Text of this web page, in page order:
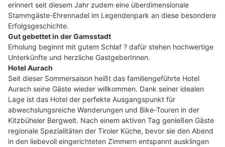
erinnert seit diesem Jahr zudem eine überdimensionale
Stammgäste-Ehrennadel im Legendenpark an diese besondere
Erfolgsgeschichte.
Gut gebettet in der Gamsstadt
Erholung beginnt mit gutem Schlaf ? dafür stehen hochwertige
Unterkünfte und herzliche GastgeberInnen.
Hotel Aurach
Seit dieser Sommersaison heißt das familiengeführte Hotel
Aurach seine Gäste wieder willkommen. Dank seiner idealen
Lage ist das Hotel der perfekte Ausgangspunkt für
abwechslungsreiche Wanderungen und Bike-Touren in der
Kitzbüheler Bergwelt. Nach einem aktiven Tag genießen Gäste
regionale Spezialitäten der Tiroler Küche, bevor sie den Abend
in den liebevoll eingerichteten Zimmern entspannt ausklingen